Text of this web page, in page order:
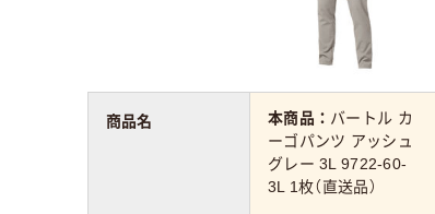
本商品： バートル カ
ーゴパンツ アッシュ
グレー 3L 9722-60-
3L 1枚（直送品）
商品名